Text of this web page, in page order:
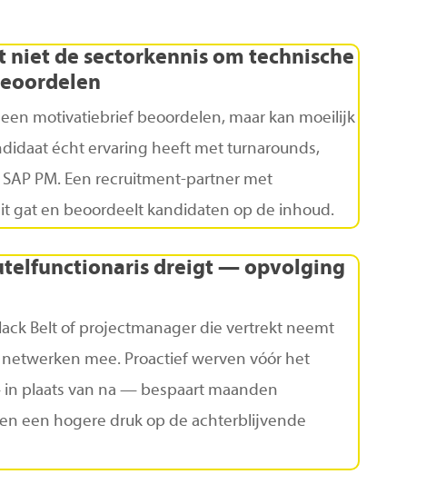
niet de sectorkennis om technische
een motivatiebrief beoordelen, maar kan moeilijk
écht ervaring heeft met turnarounds,
PM. Een recruitment-partner met
gat en beoordeelt kandidaten op de inhoud.
dreigt — opvolging
Belt of projectmanager die vertrekt neemt
mee. Proactief werven vóór het
plaats van na — bespaart maanden
een hogere druk op de achterblijvende